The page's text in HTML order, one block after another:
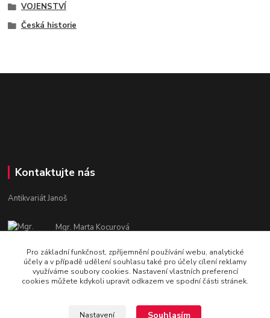
VOJENSTVÍ
Česká historie
Kontaktujte nás
Antikvariát Janoš
Mgr. Marta Kocurová
Po - Pá: 9:00 - 15:00
janosova.marta@email.cz
Pro základní funkčnost, zpříjemnění používání webu, analytické
účely a v případě udělení souhlasu také pro účely cílení reklamy
využíváme soubory cookies. Nastavení vlastních preferencí
cookies můžete kdykoli upravit odkazem ve spodní části stránek.
Nastavení Souhlasím